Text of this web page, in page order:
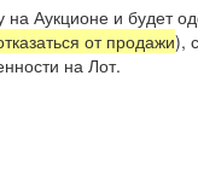
Аукционе и будет
от продажи),
на Лот.